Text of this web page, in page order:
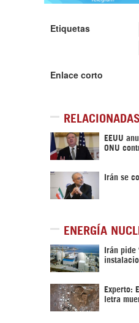
Etiquetas
Enlace corto
RELACIONADAS
EEUU
ONU
Irán se
ENERGÍA
Irán pide
Experto:
letra